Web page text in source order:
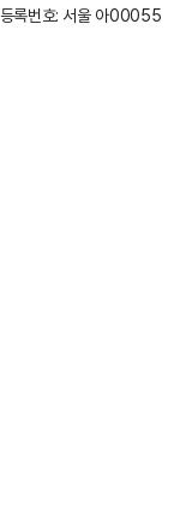
등록번호: 서울 아00055